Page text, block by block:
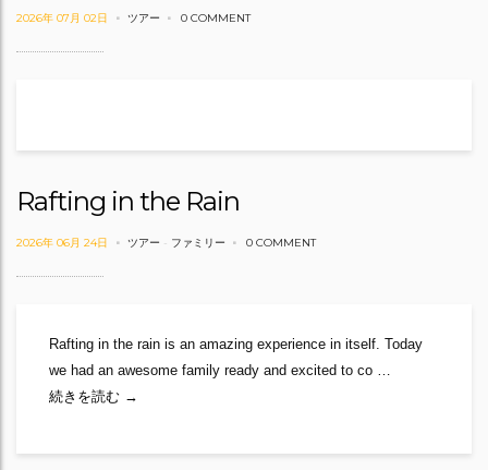
2026年 07月 02日 ツアー 0 COMMENT
Rafting in the Rain
2026年 06月 24日 ツアー - ファミリー 0 COMMENT
Rafting in the rain is an amazing experience in itself. Today
we had an awesome family ready and excited to co …
続きを読む Rafting in the Rain
→